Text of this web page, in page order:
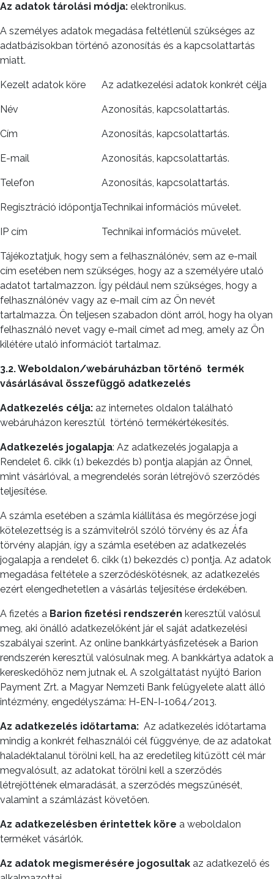
Az adatok tárolási módja: elektronikus.
A személyes adatok megadása feltétlenül szükséges az
adatbázisokban történő azonosítás és a kapcsolattartás
miatt.
Kezelt adatok köre Az adatkezelési adatok konkrét célja
Név Azonosítás, kapcsolattartás.
Cím Azonosítás, kapcsolattartás.
E-mail Azonosítás, kapcsolattartás.
Telefon Azonosítás, kapcsolattartás.
Regisztráció időpontjaTechnikai információs művelet.
IP cím Technikai információs művelet.
Tájékoztatjuk, hogy sem a felhasználónév, sem az e-mail
cím esetében nem szükséges, hogy az a személyére utaló
adatot tartalmazzon. Így például nem szükséges, hogy a
felhasználónév vagy az e-mail cím az Ön nevét
tartalmazza. Ön teljesen szabadon dönt arról, hogy ha olyan
felhasználó nevet vagy e-mail címet ad meg, amely az Ön
kilétére utaló információt tartalmaz.
3.2. Weboldalon/webáruházban történő termék
vásárlásával összefüggő adatkezelés
Adatkezelés célja: az internetes oldalon található
webáruházon keresztül történő termékértékesítés.
Adatkezelés jogalapja: Az adatkezelés jogalapja a
Rendelet 6. cikk (1) bekezdés b) pontja alapján az Önnel,
mint vásárlóval, a megrendelés során létrejövő szerződés
teljesítése.
A számla esetében a számla kiállítása és megőrzése jogi
kötelezettség is a számvitelről szóló törvény és az Áfa
törvény alapján, így a számla esetében az adatkezelés
jogalapja a rendelet 6. cikk (1) bekezdés c) pontja. Az adatok
megadása feltétele a szerződéskötésnek, az adatkezelés
ezért elengedhetetlen a vásárlás teljesítése érdekében.
A fizetés a Barion fizetési rendszerén keresztül valósul
meg, aki önálló adatkezelőként jár el saját adatkezelési
szabályai szerint. Az online bankkártyásfizetések a Barion
rendszerén keresztül valósulnak meg. A bankkártya adatok a
kereskedőhöz nem jutnak el. A szolgáltatást nyújtó Barion
Payment Zrt. a Magyar Nemzeti Bank felügyelete alatt álló
intézmény, engedélyszáma: H-EN-I-1064/2013.
Az adatkezelés időtartama: Az adatkezelés időtartama
mindig a konkrét felhasználói cél függvénye, de az adatokat
haladéktalanul törölni kell, ha az eredetileg kitűzött cél már
megvalósult, az adatokat törölni kell a szerződés
létrejöttének elmaradását, a szerződés megszűnését,
valamint a számlázást követően.
Az adatkezelésben érintettek köre a weboldalon
terméket vásárlók.
Az adatok megismerésére jogosultak az adatkezelő és